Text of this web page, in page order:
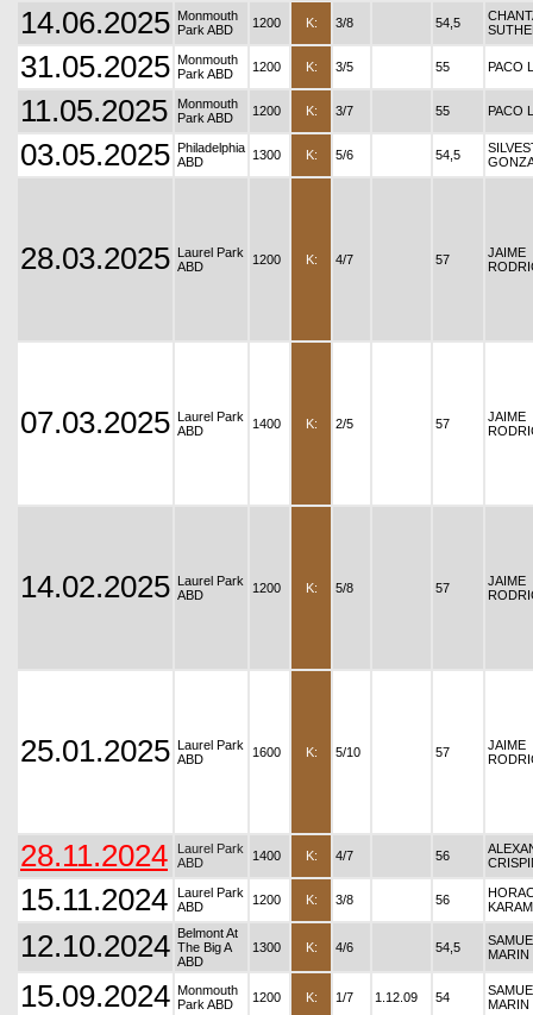
14.06.2025 Monmouth
Park ABD
1200 K: 3/8 54,5
31.05.2025 Monmouth
Park ABD
1200 K: 3/5 55 PACO
11.05.2025
Monmouth
Park ABD
1200 K: 3/7 55 PACO
03.05.2025 Philadelphia
ABD
1300 K: 5/6 54,5
28.03.2025 Laurel Park
ABD
1200 K: 4/7 57
JAIME
07.03.2025 Laurel Park
ABD
1400 K: 2/5 57
JAIME
14.02.2025 Laurel Park
ABD
1200 K: 5/8 57
JAIME
25.01.2025 Laurel Park
ABD
1600 K: 5/10 57
JAIME
28.11.2024
Laurel Park
ABD
1400 K: 4/7 56
15.11.2024
Laurel Park
ABD
1200 K: 3/8 56
12.10.2024 Belmont At
The Big A
ABD
1300 K: 4/6 54,5
MARIN
15.09.2024 Monmouth
Park ABD
1200 K: 1/7 1.12.09 54
MARIN